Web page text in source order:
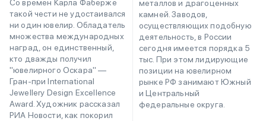
Со времен Карла Фаберже
такой чести не удостаивался
ни один ювелир. Обладатель
множества международных
наград, он единственный,
кто дважды получил
"ювелирного Оскара" —
Гран-при International
Jewellery Design Excellence
Award. Художник рассказал
РИА Новости, как покорил
металлов и драгоценных
камней. Заводов,
осуществляющих подобную
деятельность, в России
сегодня имеется порядка 5
тыс. При этом лидирующие
позиции на ювелирном
рынке РФ занимают Южный
и Центральный
федеральные округа.